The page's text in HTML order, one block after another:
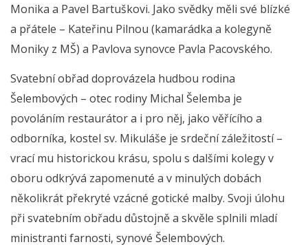
Monika a Pavel Bartuškovi. Jako svědky měli své blízké
a přátele – Kateřinu Pilnou (kamarádka a kolegyně
Moniky z MŠ) a Pavlova synovce Pavla Pacovského.
Svatební obřad doprovázela hudbou rodina
Šelembových – otec rodiny Michal Šelemba je
povoláním restaurátor a i pro něj, jako věřícího a
odborníka, kostel sv. Mikuláše je srdeční záležitostí –
vrací mu historickou krásu, spolu s dalšími kolegy v
oboru odkrývá zapomenuté a v minulých dobách
několikrát překryté vzácné gotické malby. Svoji úlohu
při svatebním obřadu důstojně a skvěle splnili mladí
ministranti farnosti, synové Šelembových.